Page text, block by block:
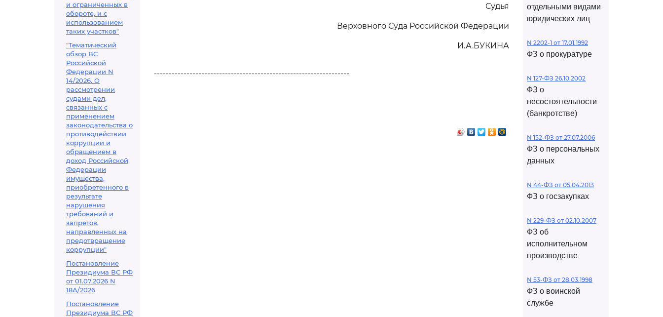
и ограниченных в
обороте, и с
использованием
таких участков"
"Тематический
обзор ВС
Российской
Федерации N
14/2026. О
рассмотрении
судами дел,
связанных с
применением
законодательства о
противодействии
коррупции и
обращением в
доход Российской
Федерации
имущества,
приобретенного в
результате
нарушения
требований и
запретов,
направленных на
предотвращение
коррупции"
Постановление
Президиума ВС РФ
от 01.07.2026 N
18А/2026
Постановление
Президиума ВС РФ
Судья
Верховного Суда Российской Федерации
И.А.БУКИНА
------------------------------------------------------------------
отдельными видами
юридических лиц
N 2202-1 от 17.01.1992
ФЗ о прокуратуре
N 127-ФЗ 26.10.2002
ФЗ о
несостоятельности
(банкротстве)
N 152-ФЗ от 27.07.2006
ФЗ о персональных
данных
N 44-ФЗ от 05.04.2013
ФЗ о госзакупках
N 229-ФЗ от 02.10.2007
ФЗ об
исполнительном
производстве
N 53-ФЗ от 28.03.1998
ФЗ о воинской
службе